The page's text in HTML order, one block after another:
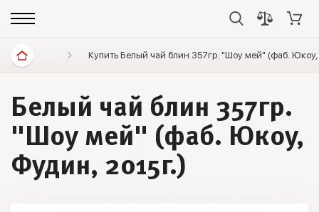
Диетические продукты Элитный чай Белый
Купить Белый чай блин 357гр. "Шоу мей" (фаб.
Белый чай блин 357гр.
"Шоу мей" (фаб. Юкоу,
Фудин, 2015г.)